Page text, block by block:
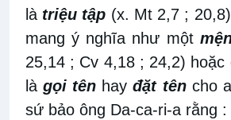
là triệu tập (x. Mt 2,7 ;
mang ý nghĩa như một
25,14 ; Cv 4,18 ; 24,2) hoặc
làgọi tên hayđặt têncho
sứ bảo ông Da-ca-ri-a rằng :